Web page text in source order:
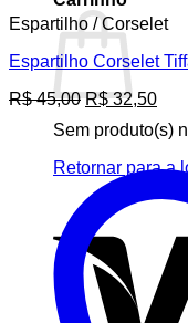
Sem produto(s)
Retornar para a
Espartilho / Corselet
Espartilho Corselet
R$45,00O
preço
original
R$ 45,00.
R$32,50O
R$